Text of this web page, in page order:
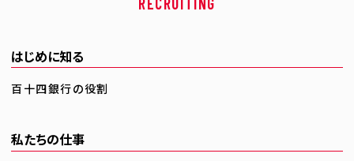
はじめに知る
百十四銀行の役割
私たちの仕事